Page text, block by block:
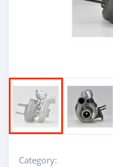
Category: